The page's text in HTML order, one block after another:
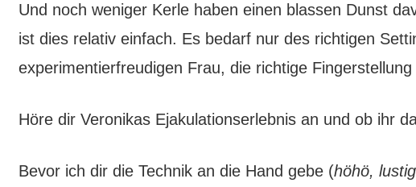
Und noch weniger Kerle haben einen blassen Dunst
ist dies relativ einfach. Es bedarf nur des richtigen
experimentierfreudigen Frau, die richtige
Höre dir Veronikas Ejakulationserlebnis an und ob ihr
Bevor ich dir die Technik an die Hand gebe (höhö,